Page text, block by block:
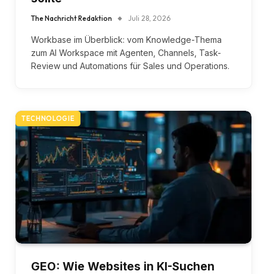
The Nachricht Redaktion Juli 28, 2026
Workbase im Überblick: vom Knowledge-Thema
zum AI Workspace mit Agenten, Channels, Task-
Review und Automations für Sales und Operations.
TECHNOLOGIE
GEO: Wie Websites in KI-Suchen